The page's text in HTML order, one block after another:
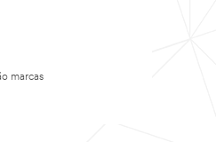
marcas